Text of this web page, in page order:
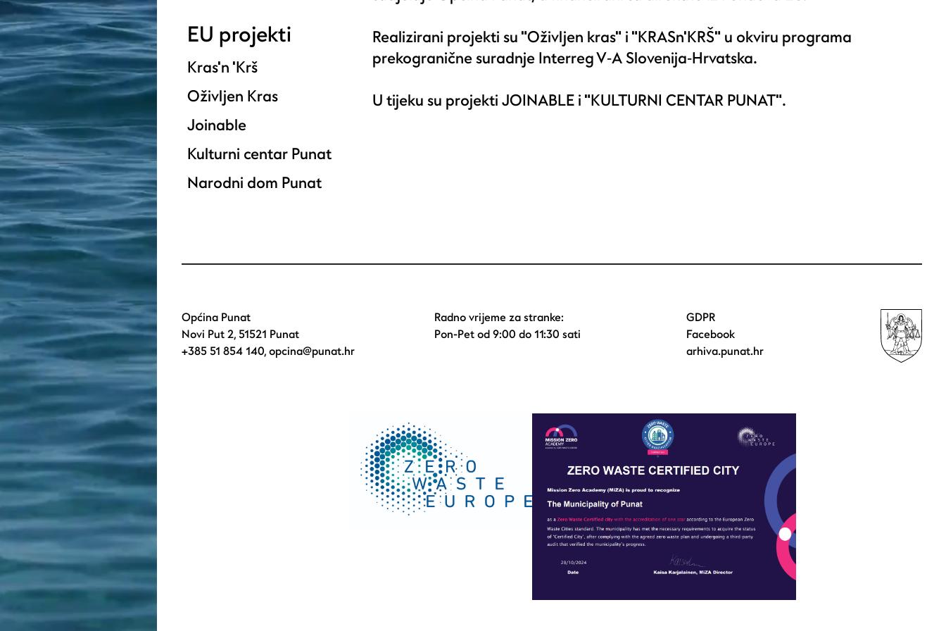
EU projekti
Kras'n 'Krš
Oživljen Kras
Joinable
Kulturni centar Punat
Narodni dom Punat
Realizirani projekti su "Oživljen kras" i "KRASn'KRŠ" u okviru programa
prekogranične suradnje Interreg V‐A Slovenija‐Hrvatska.
U tijeku su projekti JOINABLE i "KULTURNI CENTAR PUNAT".
Općina Punat
Novi Put 2, 51521 Punat
+385 51 854 140,opcina@punat.hr
Radno vrijeme za stranke:
Pon-Pet od 9:00 do 11:30 sati
GDPR
Facebook
arhiva.punat.hr